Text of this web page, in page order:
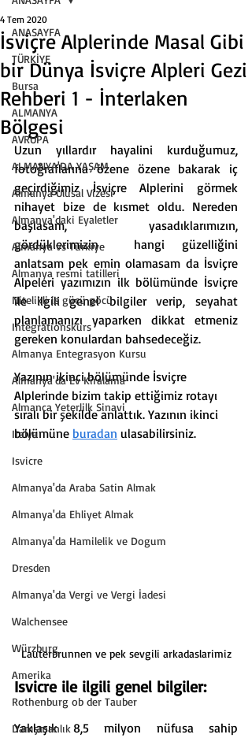
ANASAYFA
TÜRKİYE
Bursa
ALMANYA
AVRUPA
ALMANYA'DA YAŞAM
Almanya Ulusal Vizesi
Almanya'daki Eyaletler
Almanya vs Türkiye
Almanya resmi tatilleri
Nitelikli is gücü göcü
Integrationskurs
Almanya Entegrasyon Kursu
Almanya'da Ev Kiralama
Almanca Yeterlilk Sinavi
Italya
Isvicre
Almanya'da Araba Satin Almak
Almanya'da Ehliyet Almak
Almanya'da Hamilelik ve Dogum
Dresden
Almanya'da Vergi ve Vergi İadesi
Walchensee
Würzburg
Amerika
Rothenburg ob der Tauber
Danışmanlık
İsviçre Alplerinde Masal Gibi
bir Dünya İsviçre Alpleri Gezi
Rehberi 1 - İnterlaken
Bölgesi
4 Tem 2020
Uzun yıllardır hayalini kurduğumuz,
fotoğraflarına özene özene bakarak iç
nihayet bize de kısmet oldu. Nereden
başlasam, yasadıklarımızın,
gördüklerimizin  hangi güzelliğini
anlatsam pek emin olamasam da İsviçre
Alpeleri yazımızın ilk bölümünde İsviçre
ile ilgili genel bilgiler verip, seyahat
planlamanızı yaparken dikkat etmeniz
gereken konulardan bahsedeceğiz.
Yazının ikinci bölümünde İsviçre
Alplerinde bizim takip ettiğimiz rotayı
sıralı bir şekilde anlattık. Yazının ikinci
bölümüne buradan ulasabilirsiniz.
Lauterbrunnen ve pek sevgili arkadaslarimiz
Isvicre ile ilgili genel bilgiler: